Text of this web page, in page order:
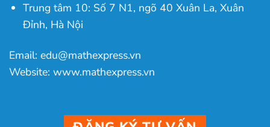
Trung tâm 10: Số 7 N1, ngõ 40 Xuân La, Xuân
Đỉnh, Hà Nội
Email: edu@mathexpress.vn
Website: www.mathexpress.vn